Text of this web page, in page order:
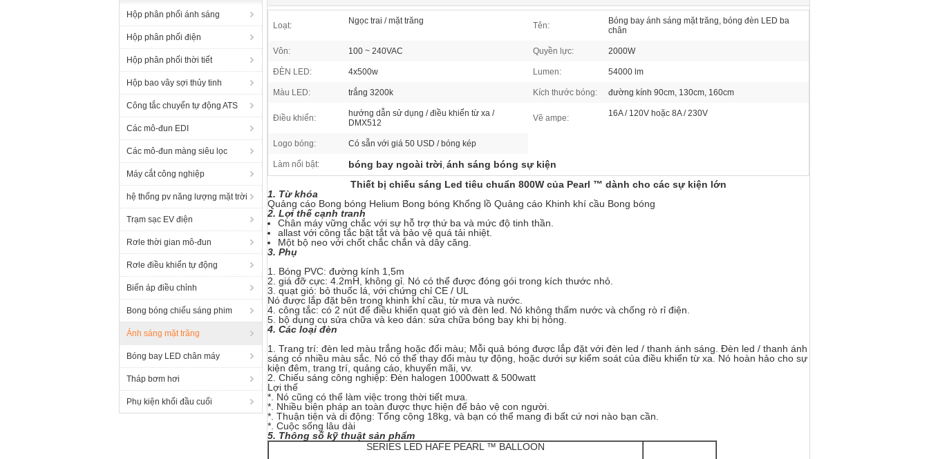
Hộp phân phối ánh sáng
Hộp phân phối điện
Hộp phân phối thời tiết
Hộp bao vây sợi thủy tinh
Công tắc chuyển tự động ATS
Các mô-đun EDI
Các mô-đun màng siêu lọc
Máy cắt công nghiệp
hệ thống pv năng lượng mặt trời
Trạm sạc EV điện
Rơle thời gian mô-đun
Rơle điều khiển tự động
Biến áp điều chỉnh
Bong bóng chiếu sáng phim
Ánh sáng mặt trăng
Bóng bay LED chân máy
Tháp bơm hơi
Phụ kiện khối đầu cuối
Loạt: Ngọc trai / mặt trăng Tên:
Bóng bay ánh sáng mặt trăng, bóng đèn LED ba
chân
Vôn: 100 ~ 240VAC Quyền lực: 2000W
ĐÈN LED: 4x500w Lumen: 54000 lm
Màu LED: trắng 3200k Kích thước bóng: đường kính 90cm, 130cm, 160cm
Điều khiển:
hướng dẫn sử dụng / điều khiển từ xa /
DMX512
Vẽ ampe: 16A / 120V hoặc 8A / 230V
Logo bóng: Có sẵn với giá 50 USD / bóng kép
Làm nổi bật: bóng bay ngoài trời, ánh sáng bóng sự kiện
Thiết bị chiếu sáng Led tiêu chuẩn 800W của Pearl ™ dành cho các sự kiện lớn
1. Từ khóa
Quảng cáo Bong bóng Helium Bong bóng Khổng lồ Quảng cáo Khinh khí cầu Bong bóng
2. Lợi thế cạnh tranh
Chân máy vững chắc với sự hỗ trợ thứ ba và mức độ tinh thần.
allast với công tắc bật tắt và bảo vệ quá tải nhiệt.
Một bộ neo với chốt chắc chắn và dây căng.
3. Phụ
1. Bóng PVC: đường kính 1,5m
2. giá đỡ cực: 4.2mH, không gỉ. Nó có thể được đóng gói trong kích thước nhỏ.
3. quạt gió: bỏ thuốc lá, với chứng chỉ CE / UL
Nó được lắp đặt bên trong khinh khí cầu, từ mưa và nước.
4. công tắc: có 2 nút để điều khiển quạt gió và đèn led.
Nó không thấm nước và chống rò rỉ điện.
5. bộ dụng cụ sửa chữa và keo dán: sửa chữa bóng bay khi bị hỏng.
4. Các loại đèn
1. Trang trí: đèn led màu trắng hoặc đổi màu; Mỗi quả bóng được lắp đặt với đèn led / thanh ánh sáng. Đèn led / thanh ánh
sáng có nhiều màu sắc. Nó có thể thay đổi màu tự động, hoặc dưới sự kiểm soát của điều khiển từ xa.
Nó hoàn hảo cho sự
kiện đêm, trang trí, quảng cáo, khuyến mãi, vv.
2. Chiếu sáng công nghiệp: Đèn halogen 1000watt & 500watt
Lợi thế
*. Nó cũng có thể làm việc trong thời tiết mưa.
*. Nhiều biện pháp an toàn được thực hiện để bảo vệ con người.
*. Thuận tiện và di động: Tổng cộng 18kg, và bạn có thể mang đi bất cứ nơi nào bạn cần.
*. Cuộc sống lâu dài
5. Thông số kỹ thuật sản phẩm
SERIES LED HAFE PEARL ™ BALLOON